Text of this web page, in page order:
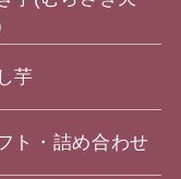
芋
ト・詰め合わせ